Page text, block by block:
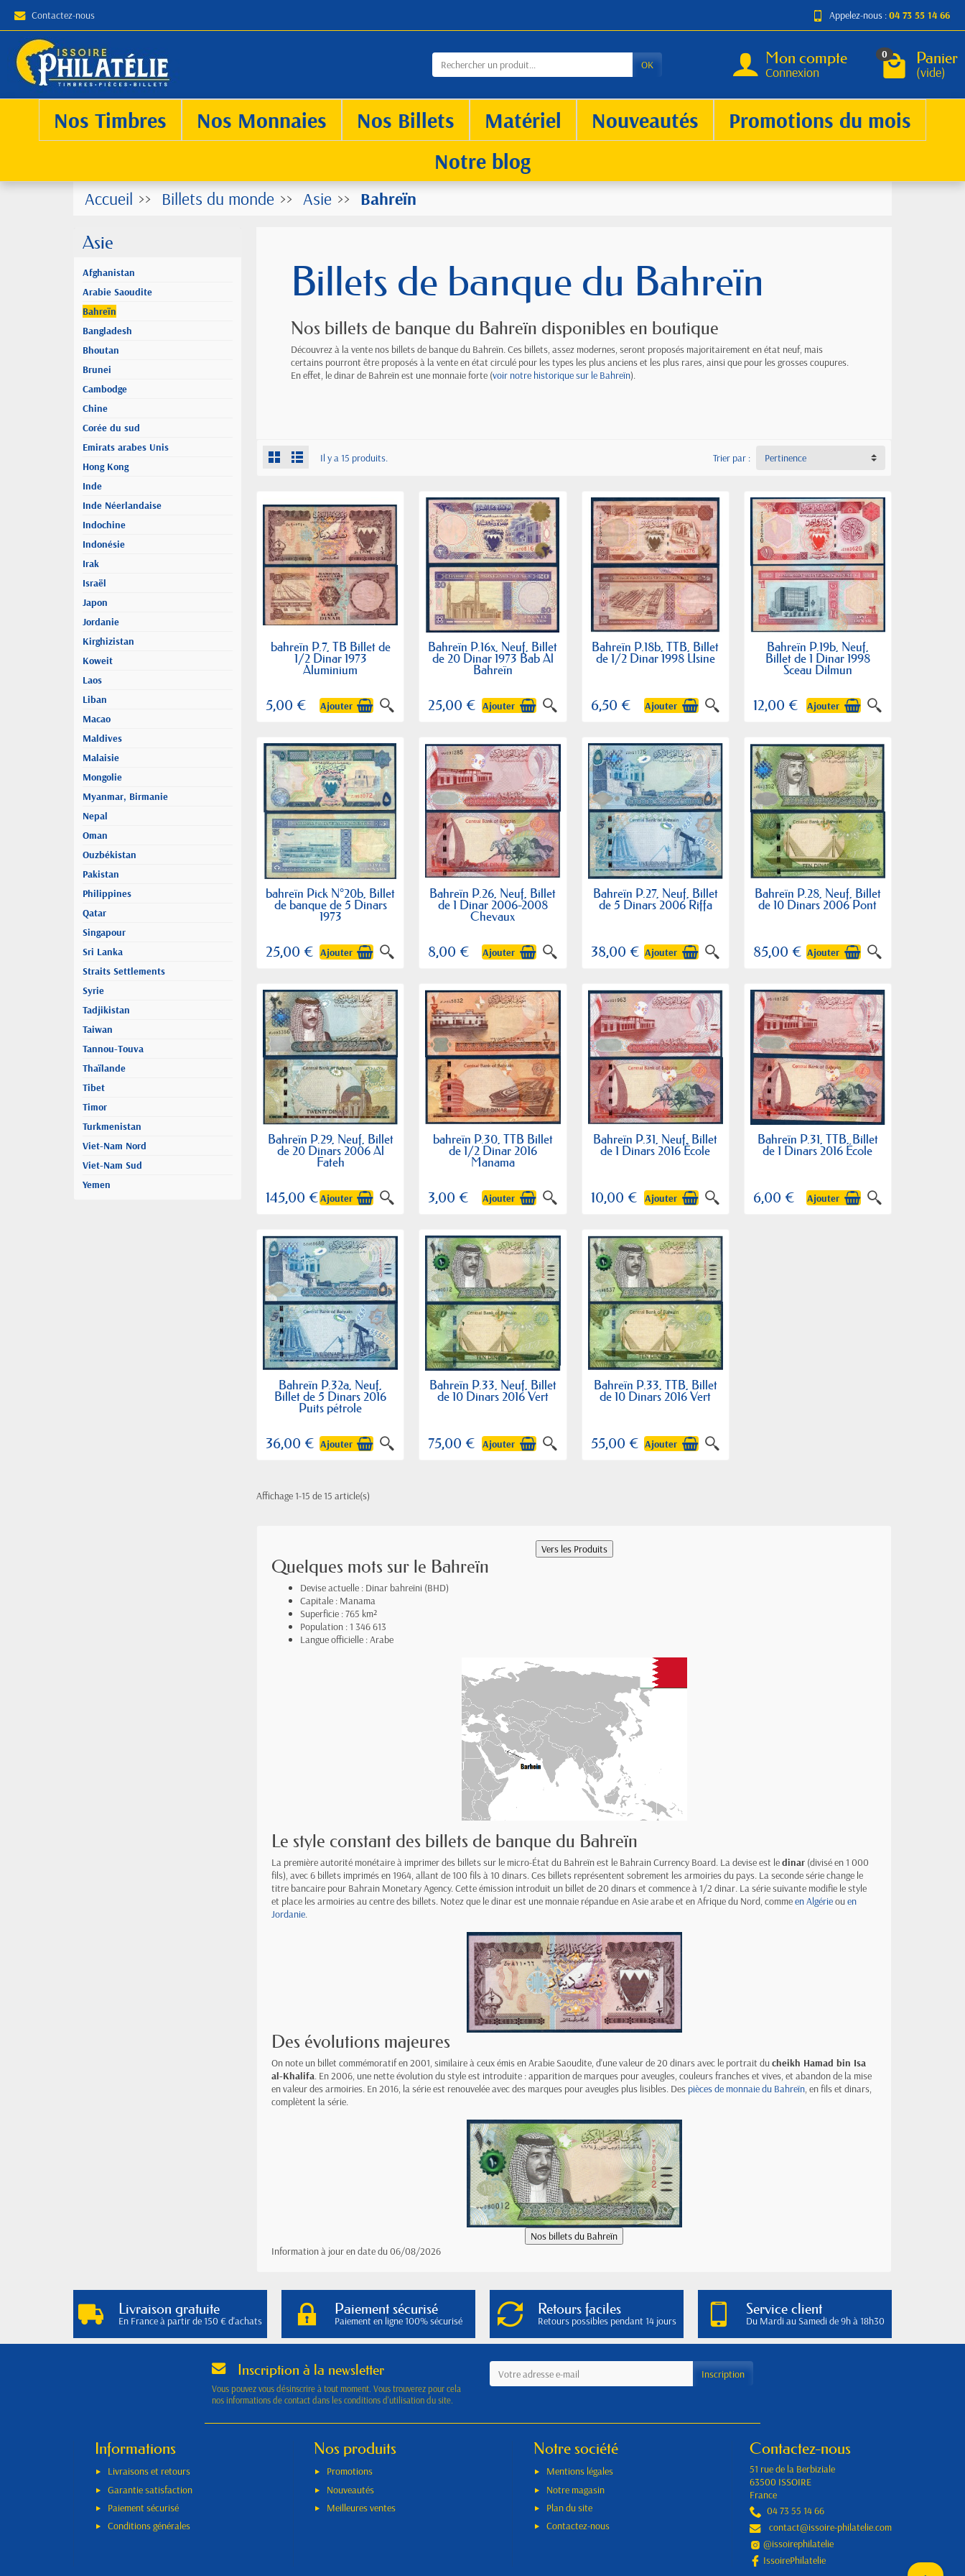
Contactez-nous Appelez-nous :04 73 55 14 66
OK Mon compte
Connexion
0 Panier
(vide)
Nos Timbres Nos Monnaies Nos Billets Matériel Nouveautés
Promotions du mois
Notre blog
Accueil Billets du monde Asie Bahreïn
Asie
Afghanistan
Arabie Saoudite
Bahreïn
Bangladesh
Bhoutan
Brunei
Cambodge
Chine
Corée du sud
Emirats arabes Unis
Hong Kong
Inde
Inde Néerlandaise
Indochine
Indonésie
Irak
Israël
Japon
Jordanie
Kirghizistan
Koweit
Laos
Liban
Macao
Maldives
Malaisie
Mongolie
Myanmar, Birmanie
Nepal
Oman
Ouzbékistan
Pakistan
Philippines
Qatar
Singapour
Sri Lanka
Straits Settlements
Syrie
Tadjikistan
Taiwan
Tannou-Touva
Thaïlande
Tibet
Timor
Turkmenistan
Viet-Nam Nord
Viet-Nam Sud
Yemen
Billets de banque du Bahreïn
Nos billets de banque du Bahreïn disponibles en boutique
Découvrez à la vente nos billets de banque du Bahreïn. Ces billets, assez modernes, seront proposés majoritairement en état neuf, mais
certains pourront être proposés à la vente en état circulé pour les types les plus anciens et les plus rares, ainsi que pour les grosses coupures.
En effet, le dinar de Bahreïn est une monnaie forte (voir notre historique sur le Bahreïn).
Il y a 15 produits. Trier par : Pertinence
bahreïn P.7, TB Billet de
1/2 Dinar 1973
Aluminium
5,00 € Ajouter
Bahreïn P.16x, Neuf, Billet
de 20 Dinar 1973 Bab Al
Bahreïn
25,00 € Ajouter
Bahreïn P.18b, TTB, Billet
de 1/2 Dinar 1998 Usine
6,50 € Ajouter
Bahreïn P.19b, Neuf,
Billet de 1 Dinar 1998
Sceau Dilmun
12,00 € Ajouter
bahreïn Pick N°20b, Billet
de banque de 5 Dinars
1973
25,00 € Ajouter
Bahreïn P.26, Neuf, Billet
de 1 Dinar 2006-2008
Chevaux
8,00 € Ajouter
Bahreïn P.27, Neuf, Billet
de 5 Dinars 2006 Riffa
38,00 € Ajouter
Bahreïn P.28, Neuf, Billet
de 10 Dinars 2006 Pont
85,00 € Ajouter
Bahreïn P.29, Neuf, Billet
de 20 Dinars 2006 Al
Fateh
145,00 €Ajouter
bahreïn P.30, TTB Billet
de 1/2 Dinar 2016
Manama
3,00 € Ajouter
Bahreïn P.31, Neuf, Billet
de 1 Dinars 2016 École
10,00 € Ajouter
Bahreïn P.31, TTB, Billet
de 1 Dinars 2016 École
6,00 € Ajouter
Bahreïn P.32a, Neuf,
Billet de 5 Dinars 2016
Puits pétrole
36,00 € Ajouter
Bahreïn P.33, Neuf, Billet
de 10 Dinars 2016 Vert
75,00 € Ajouter
Bahreïn P.33, TTB, Billet
de 10 Dinars 2016 Vert
55,00 € Ajouter
Affichage 1-15 de 15 article(s)
Quelques mots sur le Bahreïn
Devise actuelle : Dinar bahreïni (BHD)
Capitale : Manama
Superficie : 765 km²
Population : 1 346 613
Langue officielle : Arabe
Le style constant des billets de banque du Bahreïn
La première autorité monétaire à imprimer des billets sur le micro-État du Bahreïn est le Bahrain Currency Board. La devise est ledinar (divisé en 1 000
fils), avec 6 billets imprimés en 1964, allant de 100 fils à 10 dinars. Ces billets représentent sobrement les armoiries du pays. La seconde série change le
titre bancaire pour Bahrain Monetary Agency. Cette émission introduit un billet de 20 dinars et commence à 1/2 dinar. La série suivante modifie le style
et place les armoiries au centre des billets. Notez que le dinar est une monnaie répandue en Asie arabe et en Afrique du Nord, commeen Algérieouen
Jordanie.
Des évolutions majeures
On note un billet commémoratif en 2001, similaire à ceux émis en Arabie Saoudite, d'une valeur de 20 dinars avec le portrait ducheikh Hamad bin Isa
al-Khalifa. En 2006, une nette évolution du style est introduite : apparition de marques pour aveugles, couleurs franches et vives, et abandon de la mise
en valeur des armoiries. En 2016, la série est renouvelée avec des marques pour aveugles plus lisibles. Des pièces de monnaie du Bahreïn, en fils et dinars,
complètent la série.
Information à jour en date du 06/08/2026
Livraison gratuite
En France à partir de 150 € d'achats
Paiement sécurisé
Paiement en ligne 100% sécurisé
Retours faciles
Retours possibles pendant 14 jours
Service client
Du Mardi au Samedi de 9h à 18h30
Inscription à la newsletter
Vous pouvez vous désinscrire à tout moment. Vous trouverez pour cela
nos informations de contact dans les conditions d'utilisation du site.
Informations
Livraisons et retours
Garantie satisfaction
Paiement sécurisé
Conditions générales
Nos produits
Promotions
Nouveautés
Meilleures ventes
Notre société
Mentions légales
Notre magasin
Plan du site
Contactez-nous
Contactez-nous
51 rue de la Berbiziale
63500 ISSOIRE
France
04 73 55 14 66
contact@issoire-philatelie.com
@issoirephilatelie
IssoirePhilatelie